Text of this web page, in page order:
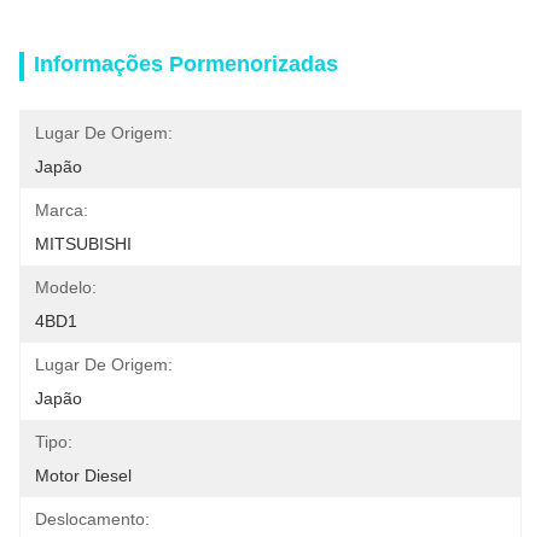
Informações Pormenorizadas
Lugar De Origem:
Japão
Marca:
MITSUBISHI
Modelo:
4BD1
Lugar De Origem:
Japão
Tipo:
Motor Diesel
Deslocamento: